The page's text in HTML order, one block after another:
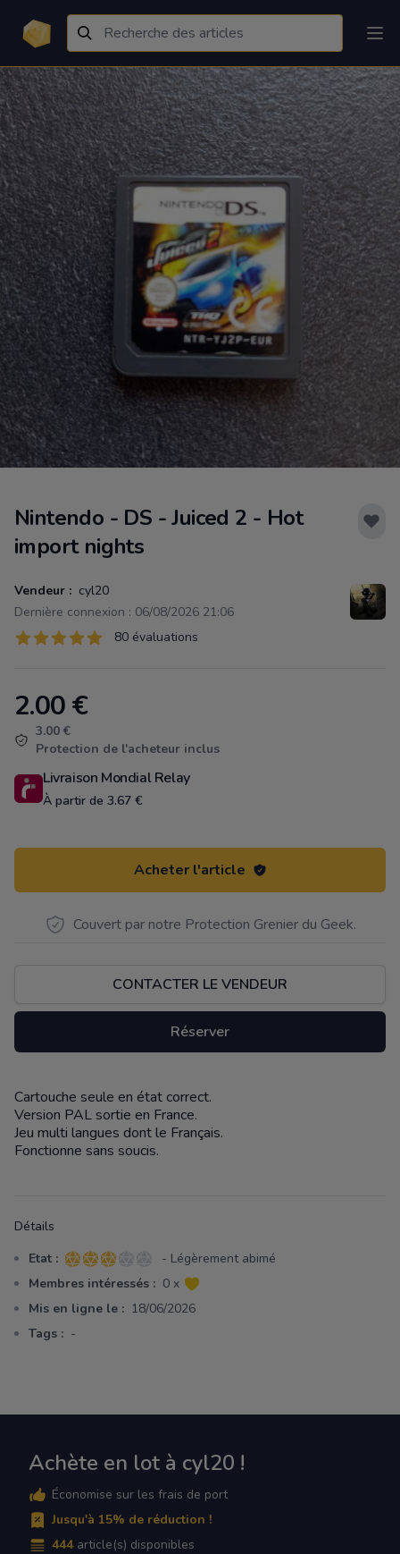
Nintendo - DS - Juiced 2 - Hot
import nights
Vendeur : cyl20
Dernière connexion : 06/08/2026 21:06
Évaluations
80 sur 5 étoiles 80 évaluations
Product information
2.00€
3.00 €
Protection de l'acheteur inclus
Livraison Mondial Relay
À partir de 3.67 €
Acheter l'article
Couvert par notre Protection Grenier du Geek.
CONTACTER LE VENDEUR
Réserver
Description
Cartouche seule en état correct.
Version PAL sortie en France.
Jeu multi langues dont le Français.
Fonctionne sans soucis.
Détails
Etat : 3 sur 5 étoiles
- Légèrement abimé
Membres intéressés : 0 x
Mis en ligne le : 18/06/2026
Tags : -
Achète en lot à cyl20 !
Économise sur les frais de port
Jusqu'à 15% de réduction !
444 article(s) disponibles